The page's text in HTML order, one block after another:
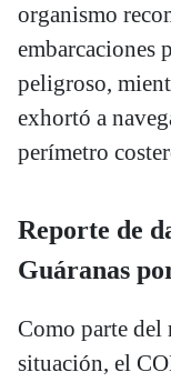
organismo
embarcaciones
peligroso,
exhortó a
perímetro
Reporte de
Guáranas
Como parte del
situación, el